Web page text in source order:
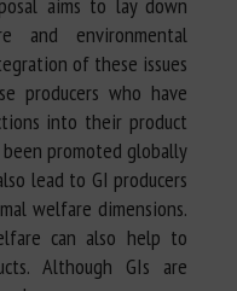
and environmental
of these issues
producers who have
into their product
promoted globally
lead to GI producers
welfare dimensions.
can also help to
Although GIs are